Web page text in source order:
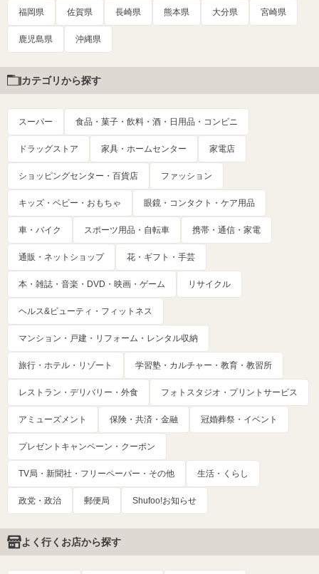
福岡県 佐賀県 長崎県 熊本県 大分県 宮崎県
鹿児島県 沖縄県
カテゴリから探す
スーパー 食品・菓子・飲料・酒・日用品・コンビニ
ドラッグストア 家具・ホームセンター 家電店
ショッピングセンター・百貨店 ファッション
キッズ・ベビー・おもちゃ 眼鏡・コンタクト・ケア用品
車・バイク スポーツ用品・自転車 携帯・通信・家電
通販・ネットショップ 花・ギフト・手芸
本・雑誌・音楽・DVD・映画・ゲーム リサイクル
ヘルス&ビューティ・フィットネス
マンション・戸建・リフォーム・レンタル収納
旅行・ホテル・リゾート 学習塾・カルチャー・教育・教習所
レストラン・デリバリー・外食 フォトスタジオ・プリントサービス
アミューズメント 保険・共済・金融 冠婚葬祭・イベント
プレゼントキャンペーン・クーポン
TV局・新聞社・フリーペーパー・その他 生活・くらし
政党・政治 郵便局 Shufoo!お知らせ
よく行くお店から探す